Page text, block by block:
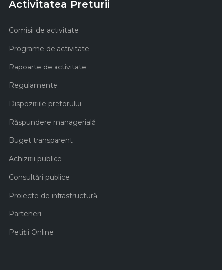
Activitatea Preturii
Comisii de activitate
Programe de activitate
Rapoarte de activitate
Regulamente
Dispozițiile pretorului
Răspundere managerială
Buget transparent
Achiziţii publice
Consultări publice
Proiecte de infrastructură
Parteneri
Petiții Online